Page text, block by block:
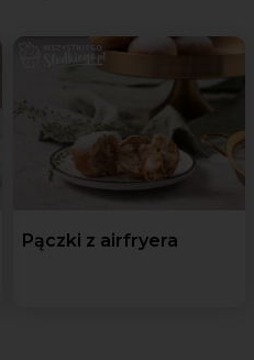
Pączki z airfryera